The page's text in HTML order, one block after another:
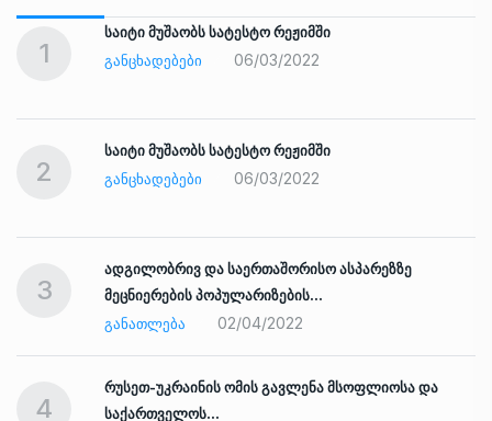
1
საიტი მუშაობს სატესტო რეჟიმში
ᲒᲐᲜᲪᲮᲐᲓᲔᲑᲔᲑᲘ
06/03/2022
2
საიტი მუშაობს სატესტო რეჟიმში
ᲒᲐᲜᲪᲮᲐᲓᲔᲑᲔᲑᲘ
06/03/2022
3
ადგილობრივ და საერთაშორისო ასპარეზზე
მეცნიერების პოპულარიზების…
ᲒᲐᲜᲐᲗᲚᲔᲑᲐ
02/04/2022
4
რუსეთ-უკრაინის ომის გავლენა მსოფლიოსა და
საქართველოს…